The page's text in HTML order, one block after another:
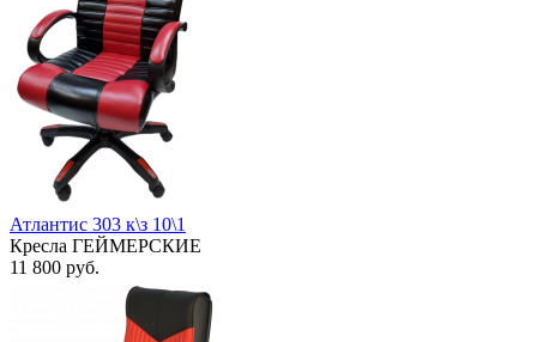
Атлантис 303 к\з 10\1
Кресла ГЕЙМЕРСКИЕ
11 800 руб.